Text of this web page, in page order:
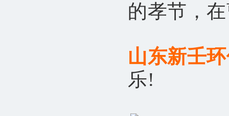
的孝节，
山东新壬
乐!